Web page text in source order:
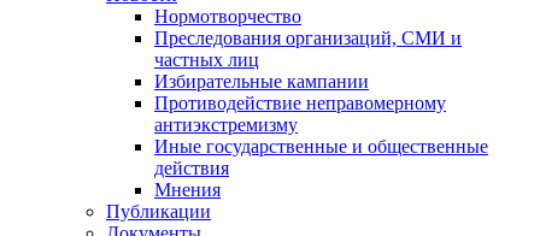
Нормотворчество
Преследования организаций, СМИ и
частных лиц
Избирательные кампании
Противодействие неправомерному
антиэкстремизму
Иные государственные и общественные
действия
Мнения
Публикации